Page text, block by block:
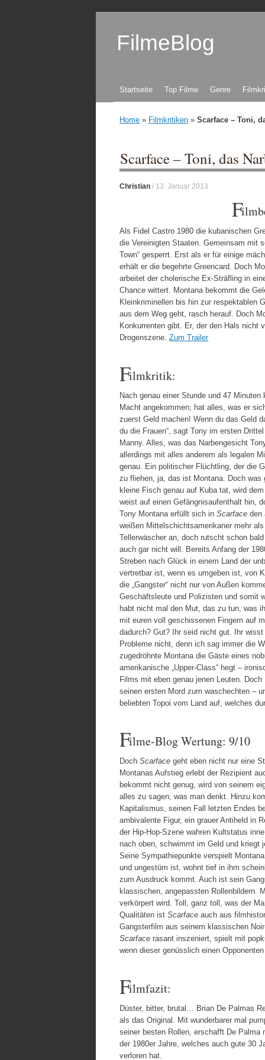
FilmeBlog
Zum Inhalt springen
Startseite Top Filme Genre
Home » Filmkritiken » Scarface – Toni,
Scarface – Toni, das
Christian / 13. Januar 2013
F
Als Fidel Castro 1980 die kubanischen
die Vereinigten Staaten. Gemeinsam mit
Town“ gesperrt. Erst als er für einige
erhält er die begehrte Greencard. Doch
arbeitet der cholerische Ex-Sträfling in
Chance wittert. Montana bekommt die
Kleinkriminellen bis hin zur respektablen
aus dem Weg geht, rasch herauf. Doch
Konkurrenten gibt. Er, der den Hals nicht
Drogenszene. Zum Trailer
Filmkritik:
Nach genau einer Stunde und 47 Minuten
Macht angekommen; hat alles, was er
zuerst Geld machen! Wenn du das Geld
du die Frauen“, sagt Tony im ersten
Manny. Alles, was das Narbengesicht
allerdings mit alles anderem als legalen
genau. Ein politischer Flüchtling, der die
zu fliehen, ja, das ist Montana. Doch
kleine Fisch genau auf Kuba tat, wird
weist auf einen Gefängnisaufenthalt hin,
Tony Montana erfüllt sich in Scarface den
weißen Mittelschichtsamerikaner mehr
Tellerwäscher an, doch rutscht schon
auch gar nicht will. Bereits Anfang der
Streben nach Glück in einem Land der
vertretbar ist, wenn es umgeben ist, von
die „Gangster“ nicht nur von Außen
Geschäftsleute und Polizisten und somit
habt nicht mal den Mut, das zu tun, was
mit euren voll geschissenen Fingern auf
dadurch? Gut? Ihr seid nicht gut. Ihr
Probleme nicht, denn ich sag immer die
zugedröhnte Montana die Gäste eines
amerikanische „Upper-Class“ hegt –
Films mit eben genau jenen Leuten.
seinen ersten Mord zum waschechten –
beliebten Topoi vom Land auf, welches
Filme-Blog Wertung: 9/10
Doch Scarface geht eben nicht nur eine
Montanas Aufstieg erlebt der Rezipient
bekommt nicht genug, wird von seinem
alles zu sagen, was man denkt. Hinzu
Kapitalismus, seinen Fall letzten Endes
ambivalente Figur, ein grauer Antiheld in
der Hip-Hop-Szene wahren Kultstatus
nach oben, schwimmt im Geld und kriegt
Seine Sympathiepunkte verspielt
und ungestüm ist, wohnt tief in ihm
zum Ausdruck kommt. Auch ist sein
klassischen, angepassten Rollenbildern.
verkörpert wird. Toll, ganz toll, was der
Qualitäten ist Scarface auch aus
Gangsterfilm aus seinem klassischen
Scarface rasant inszeniert, spielt mit
wenn dieser genüsslich einen
Filmfazit:
Düster, bitter, brutal… Brian De Palmas
als das Original. Mit wunderbarer mal
seiner besten Rollen, erschafft De
der 1980er Jahre, welches auch gute 30
verloren hat.